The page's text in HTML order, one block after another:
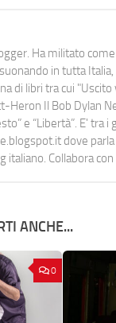
Ha militato
in tutta
di libri tra cui
Heron Il Bob Dylan
e “Libertà”. E'
dove
italiano. Collabora
ANCHE...
0